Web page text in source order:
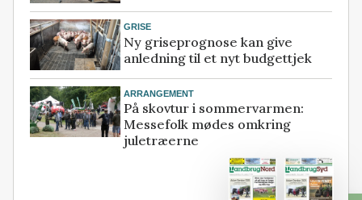
GRISE
Ny griseprognose kan give
anledning til et nyt budgettjek
ARRANGEMENT
På skovtur i sommervarmen:
Messefolk mødes omkring
juletræerne